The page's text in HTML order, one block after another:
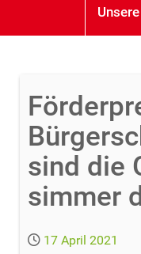
sind die
simmer
17 April 2021